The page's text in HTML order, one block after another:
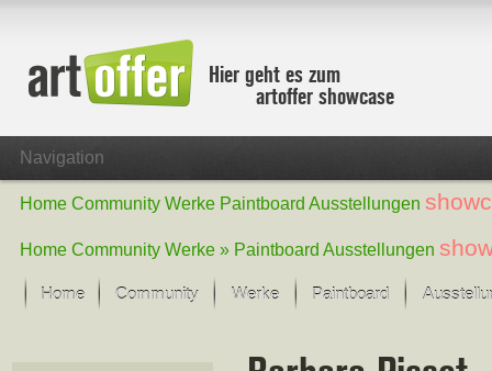
Hier geht es zum
artoffer showcase
Navigation
Home Community Werke Paintboard Ausstellungen
Home Community Werke » Paintboard Ausstellungen
Home Community Werke
Der letzte Monat im Fokus
Paintboard